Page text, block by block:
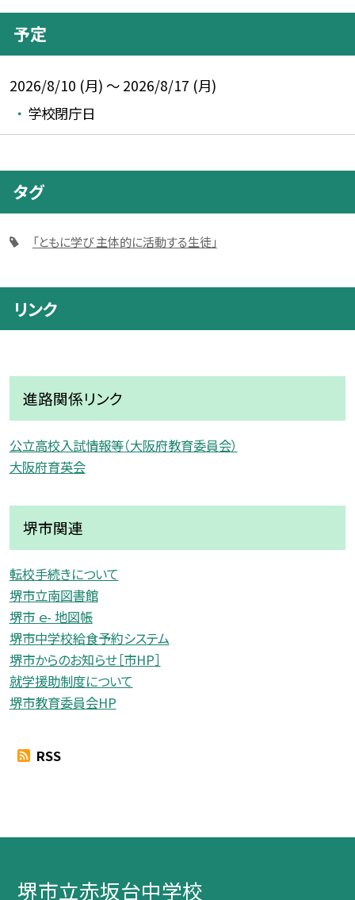
予定
2026/8/10 (月) ～ 2026/8/17 (月)
学校閉庁日
タグ
「ともに学び 主体的に活動する生徒」
リンク
進路関係リンク
公立高校入試情報等（大阪府教育委員会）
大阪府育英会
堺市関連
転校手続きについて
堺市立南図書館
堺市 ｅ- 地図帳
堺市中学校給食予約システム
堺市からのお知らせ［市HP］
就学援助制度について
堺市教育委員会HP
RSS
堺市立赤坂台中学校